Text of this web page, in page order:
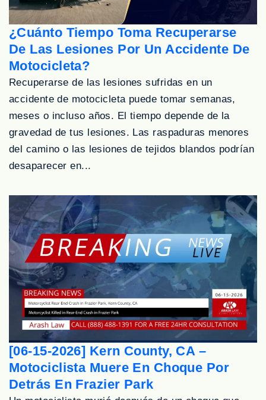
¿Cuánto Tiempo Toma Recuperarse
De Las Lesiones Por Un Accidente De
Motocicleta?
Recuperarse de las lesiones sufridas en un
accidente de motocicleta puede tomar semanas,
meses o incluso años. El tiempo depende de la
gravedad de tus lesiones. Las raspaduras menores
del camino o las lesiones de tejidos blandos podrían
desaparecer en...
[06-15-2026] Kern County, CA –
Motociclista Muere En Choque Por
Detrás En Frazier Park